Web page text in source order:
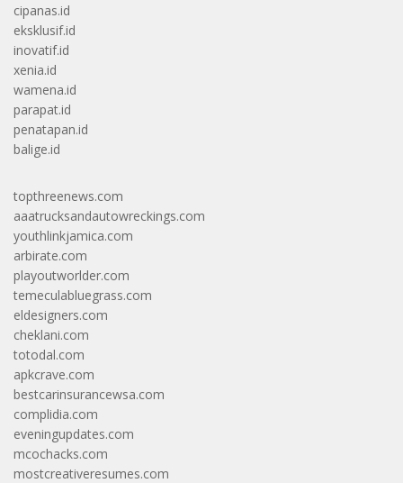
cipanas.id
eksklusif.id
inovatif.id
xenia.id
wamena.id
parapat.id
penatapan.id
balige.id
topthreenews.com
aaatrucksandautowreckings.com
youthlinkjamica.com
arbirate.com
playoutworlder.com
temeculabluegrass.com
eldesigners.com
cheklani.com
totodal.com
apkcrave.com
bestcarinsurancewsa.com
complidia.com
eveningupdates.com
mcochacks.com
mostcreativeresumes.com